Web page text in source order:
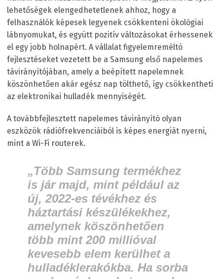
lehetőségek elengedhetetlenek ahhoz, hogy a
felhasználók képesek legyenek csökkenteni ökológiai
lábnyomukat, és együtt pozitív változásokat érhessenek
el egy jobb holnapért. A vállalat figyelemreméltó
fejlesztéseket vezetett be a Samsung első napelemes
távirányítójában, amely a beépített napelemnek
köszönhetően akár egész nap tölthető, így csökkentheti
az elektronikai hulladék mennyiségét.
A továbbfejlesztett napelemes távirányító olyan
eszközök rádiófrekvenciáiból is képes energiát nyerni,
mint a Wi-Fi routerek.
„Több Samsung termékhez
is jár majd, mint például az
új, 2022-es tévékhez és
háztartási készülékekhez,
amelynek köszönhetően
több mint 200 millióval
kevesebb elem kerülhet a
hulladéklerakókba. Ha sorba